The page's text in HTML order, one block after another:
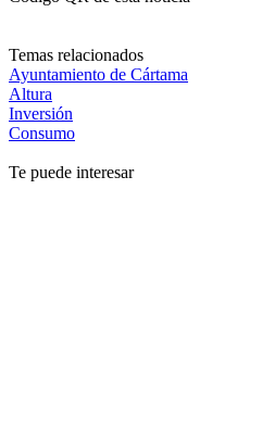
Temas relacionados
Ayuntamiento de Cártama
Altura
Inversión
Consumo
Te puede interesar